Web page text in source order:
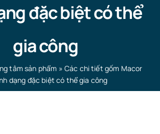
Phụ tùng gốm sứ
Dịch vụ
Ứng dụng gốm sứ
đặc biệt có thể
gia công
tâm sản phẩm » Các chi tiết gốm Macor
dạng đặc biệt có thể gia công